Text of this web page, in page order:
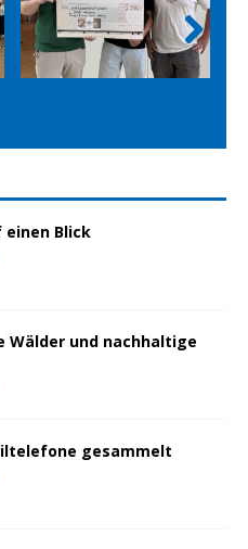
Nex
t
einen Blick
Wälder und nachhaltige
gesammelt